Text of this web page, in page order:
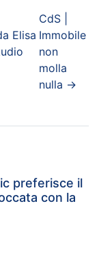
Elisa
CdS |
Immobile
non
molla
nulla →
preferisce il
con la